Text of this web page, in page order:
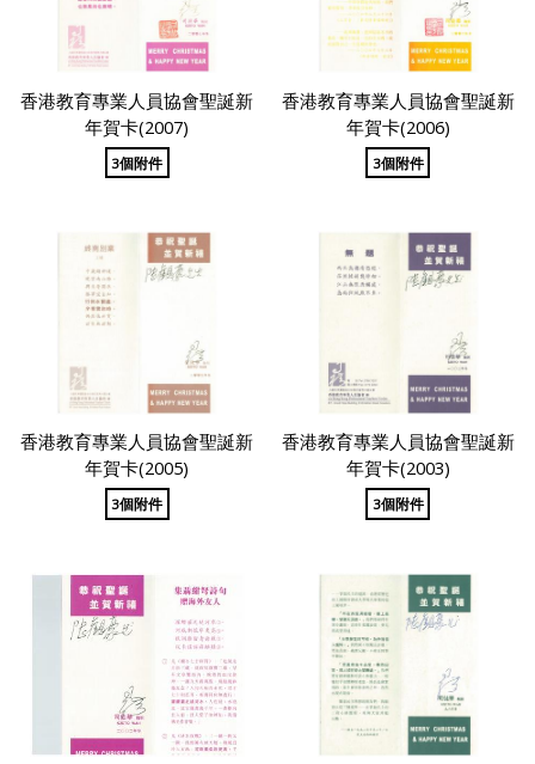
香港教育專業人員協會聖誕新
年賀卡(2007)
3個附件
香港教育專業人員協會聖誕新
年賀卡(2006)
3個附件
香港教育專業人員協會聖誕新
年賀卡(2005)
3個附件
香港教育專業人員協會聖誕新
年賀卡(2003)
3個附件